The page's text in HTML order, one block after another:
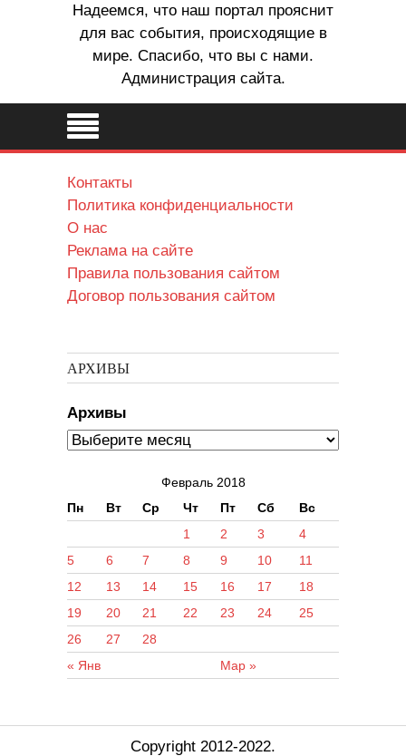
Надеемся, что наш портал прояснит
для вас события, происходящие в
мире. Спасибо, что вы с нами.
Администрация сайта.
Контакты
Политика конфиденциальности
О нас
Реклама на сайте
Правила пользования сайтом
Договор пользования сайтом
АРХИВЫ
Архивы
Февраль 2018
Пн
Вт Ср Чт Пт Сб Вс
« Янв Мар »
1 2 3
4
5
6 7 8 9 10
11
12
13 14 15 16 17
18
19
20 21 22 23 24
25
26
27 28
Copyright 2012-2022.